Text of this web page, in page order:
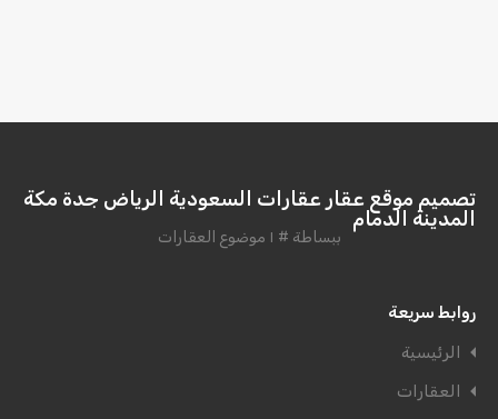
تصميم موقع عقار عقارات السعودية الرياض جدة مكة
المدينة الدمام
ببساطة # ١ موضوع العقارات
روابط سريعة
الرئيسية
العقارات